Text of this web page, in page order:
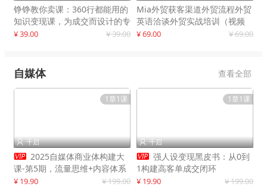
铮铮教你卖课：360行都能用的
知识变现课，为成交而设计的专
属课程
¥ 39.00 ¥ 39.00
Mia外贸获客渠道外贸流程外贸
英语洽谈外贸实战培训（视频
课）价值399元
¥ 69.00 ¥ 69.00
自媒体 查看全部
1章1课
 千启
 2025自媒体商业体构建大
课-第5期，流量思维+内容体系
+变现闭环，打造个人可持续生
¥ 19.90 ¥ 199.00
1章1课
 千启
 强人设变现黑皮书：从0到
1构建高客单成交闭环
¥ 19.90 ¥ 199.00